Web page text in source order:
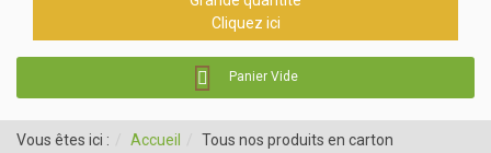
Cliquez ici
Panier Vide
Vous êtes ici : Accueil Tous nos produits en carton